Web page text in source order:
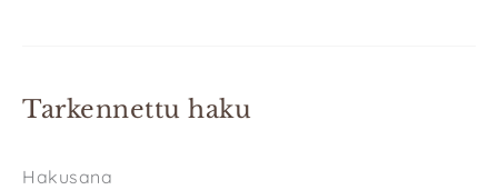
Tarkennettu haku
Hakusana